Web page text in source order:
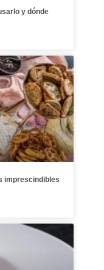
y dónde
imprescindibles